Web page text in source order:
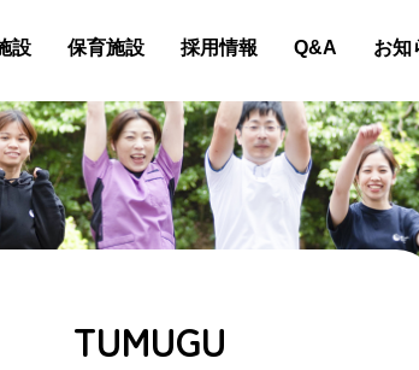
設 保育施設 採用情報 Q&A お知
TUMUGU